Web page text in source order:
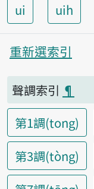
ui uih
重新選索引
聲調索引 ¶
第1調(tong)
第3調(tòng)